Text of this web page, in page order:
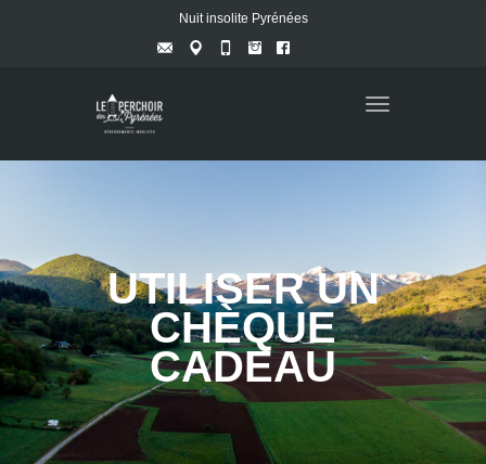
Nuit insolite Pyrénées
Toggle
UTILISER UN
CHÈQUE
CADEAU